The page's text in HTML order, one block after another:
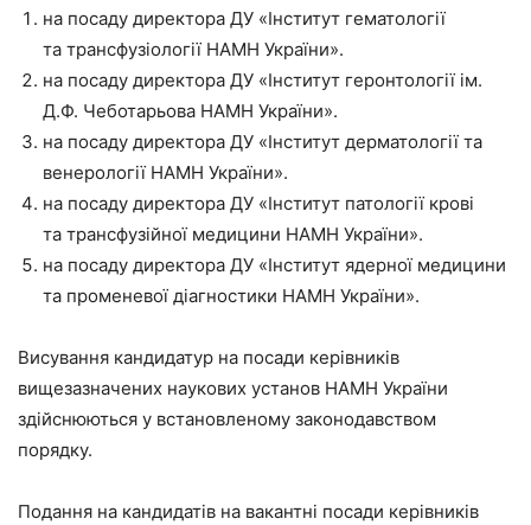
на посаду директора ДУ «Інститут гематології
та трансфузіології НАМН України».
на посаду директора ДУ «Інститут геронтології ім.
Д.Ф. Чеботарьова НАМН України».
на посаду директора ДУ «Інститут дерматології та
венерології НАМН України».
на посаду директора ДУ «Інститут патології крові
та трансфузійної медицини НАМН України».
на посаду директора ДУ «Інститут ядерної медицини
та променевої діагностики НАМН України».
Висування кандидатур на посади керівників
вищезазначених наукових установ НАМН України
здійснюються у встановленому законодавством
порядку.
Подання на кандидатів на вакантні посади керівників